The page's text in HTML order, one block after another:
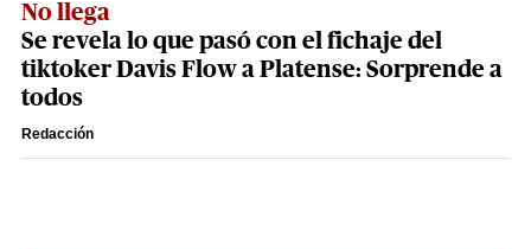
No llega
Se revela lo que pasó con el fichaje del
tiktoker Davis Flow a Platense: Sorprende a
todos
Redacción